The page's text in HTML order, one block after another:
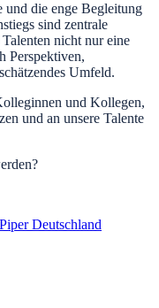
und die enge Begleitung
sind zentrale
nicht nur eine
Perspektiven,
Umfeld.
und Kollegen,
und an unsere Talente
Deutschland